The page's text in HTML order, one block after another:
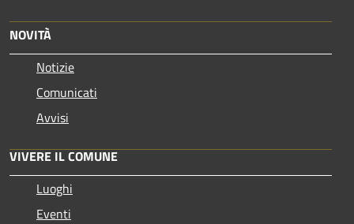
NOVITÀ
Notizie
Comunicati
Avvisi
VIVERE IL COMUNE
Luoghi
Eventi